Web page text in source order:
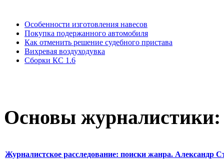
Особенности изготовления навесов
Покупка подержанного автомобиля
Как отменить решение судебного пристава
Вихревая воздуходувка
Сборки КС 1.6
Основы журналистики:
Журналистское расследование: поиски жанра. Александр